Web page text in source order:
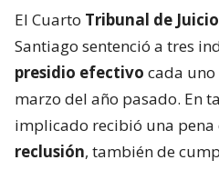
El Cuarto Tribunal de
Santiago sentenció a tres
presidio efectivo cada
marzo del año pasado. En
implicado recibió una pena
reclusión, también de